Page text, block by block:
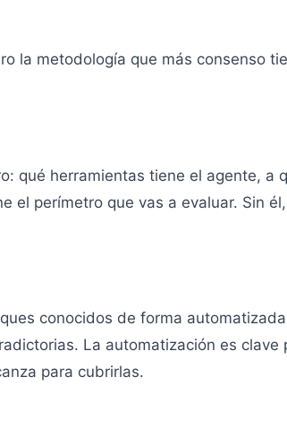
la metodología que más consenso
qué herramientas tiene el agente, a
el perímetro que vas a evaluar. Sin
conocidos de forma
La automatización es clave
para cubrirlas.